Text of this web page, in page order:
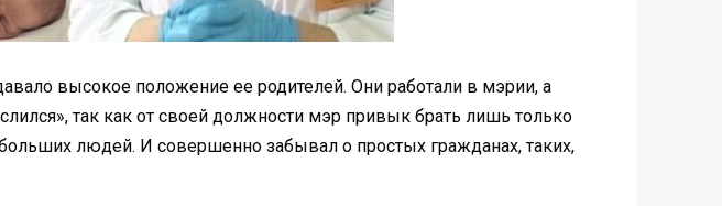
высокое положение ее родителей. Они работали в мэрии, а
так как от своей должности мэр привык брать лишь только
людей. И совершенно забывал о простых гражданах, таких,